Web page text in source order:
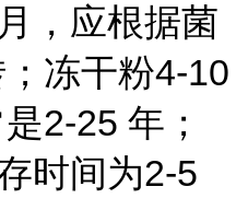
，应根据菌
冻干粉4-10
2-25 年；
时间为2-5